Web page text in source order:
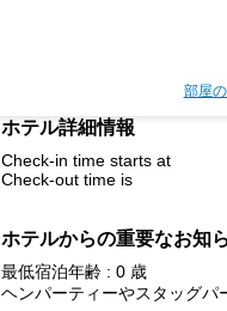
部屋
ホテル詳細情報
Check-in time starts at
Check-out time is
ホテルからの重要なお知
最低宿泊年齢 : 0 歳
ヘンパーティーやスタッグパ